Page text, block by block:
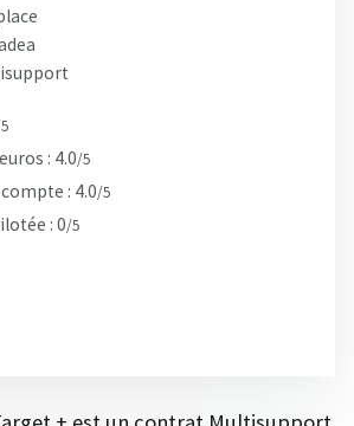
: 4.0/5
: 4.0/5
: 0/5